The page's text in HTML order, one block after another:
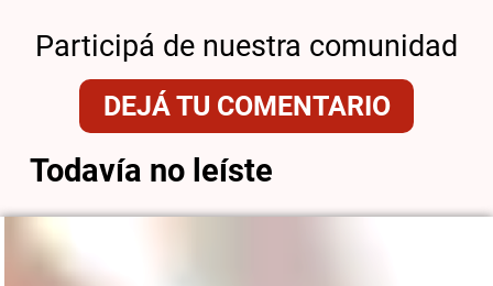
Participá de nuestra comunidad
DEJÁ TU COMENTARIO
Todavía no leíste